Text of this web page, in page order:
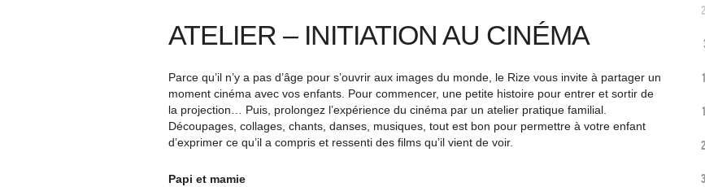
ATELIER – INITIATION AU CINÉMA
Parce qu’il n’y a pas d’âge pour s’ouvrir aux images du monde, le Rize vous invite à partager un
moment cinéma avec vos enfants. Pour commencer, une petite histoire pour entrer et sortir de
la projection… Puis, prolongez l’expérience du cinéma par un atelier pratique familial.
Découpages, collages, chants, danses, musiques, tout est bon pour permettre à votre enfant
d’exprimer ce qu’il a compris et ressenti des films qu’il vient de voir.
Papi et mamie